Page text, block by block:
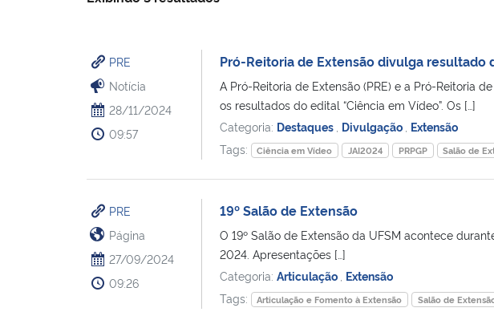
PRE
Notícia
28/11/2024
09:57
Pró-Reitoria de Extensão divulga resultado
A Pró-Reitoria de Extensão (PRE) e a Pró-Reitoria
os resultados do edital “Ciência em Vídeo”. Os […]
Categoria: Destaques Divulgação Extensão
Tags:
Ciência em Vídeo JAI2024 PRPGP Salão de
PRE
Página
27/09/2024
09:26
19º Salão de Extensão
O 19º Salão de Extensão da UFSM acontece
2024. Apresentações […]
Categoria: Articulação Extensão
Tags:
Articulação e Fomento à Extensão Salão de